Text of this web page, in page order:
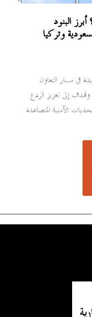
البنود
وتركيا
في مسار التعاون
إلى تعزيز الردع
الأمنية المتصاعدة